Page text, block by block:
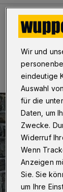
Bilderstrecke
Ehepaar
Wir und
eindeutige
Auswahl
für die
Daten, um
Zwecke.
Widerruf
Wenn
Anzeigen
Sie. Sie
um Ihre